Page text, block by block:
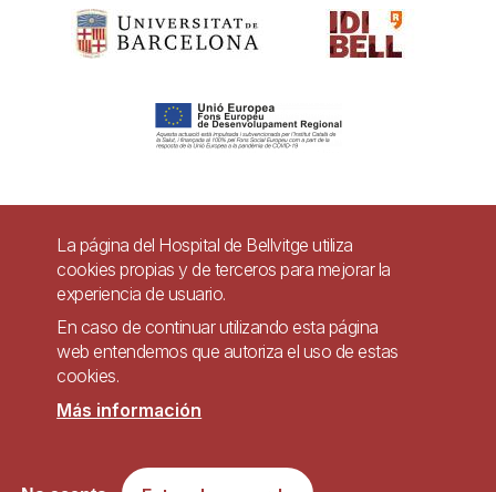
Pie
página
Contacto
Accesibilidad
Política de Privacidad de Sistemas de Videovigilancia
Sitio web accesible de conformidad con el Real Decreto 1112/2018, de 7 de
La página del Hospital de Bellvitge utiliza
cookies propias y de terceros para mejorar la
experiencia de usuario.
En caso de continuar utilizando esta página
web entendemos que autoriza el uso de estas
cookies.
Más información